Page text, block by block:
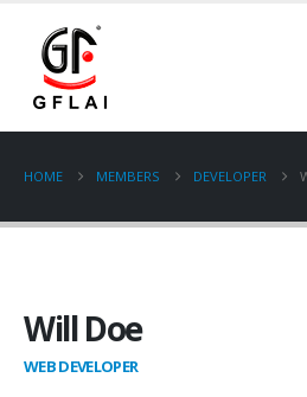
HOME MEMBERS DEVELOPER
Will Doe
WEB DEVELOPER